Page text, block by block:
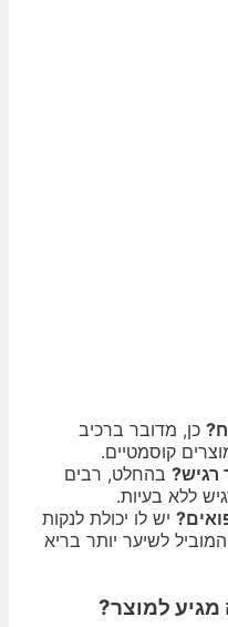
כן, מדובר ברכיב
קוסמטיים.
בהחלט, רבים
ללא בעיות.
יש לו יכולת לנקות
לשיער יותר בריא